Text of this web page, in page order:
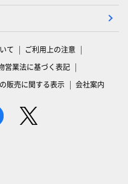
て
ご利用上の注意
営業法に基づく表記
販売に関する表示 会社案内